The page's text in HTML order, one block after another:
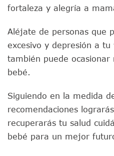
fortaleza y alegría a
Aléjate de personas que
excesivo y depresión a
también puede ocasionar
bebé.
Siguiendo en la medida
recomendaciones
recuperarás tu salud
bebé para un mejor